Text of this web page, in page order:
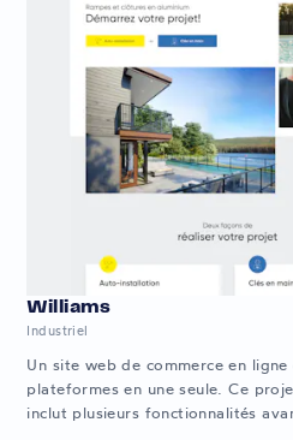
Williams
Industriel
Un site web de commerce en
plateformes en une seule. Ce
inclut plusieurs fonctionnalités